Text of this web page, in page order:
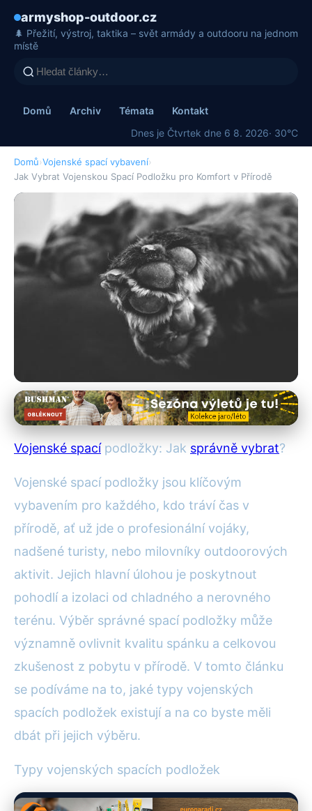
armyshop-outdoor.cz
🌲 Přežití, výstroj, taktika – svět armády a outdooru na jednom
místě
Domů Archiv Témata
Kontakt
Dnes je Čtvrtek dne 6 8. 2026· 30°C
Domů›Vojenské spací vybavení›
Jak Vybrat Vojenskou Spací Podložku pro Komfort v Přírodě
Vojenské spací vybavení
Jak Vybrat Vojenskou Spací
13. 1. 2026 · 4 min čtení · Autor: Lucie Marešová
Vojenské spacípodložky: Jak správně vybrat?
Vojenské spací podložky jsou klíčovým
vybavením pro každého, kdo tráví čas v
přírodě, ať už jde o profesionální vojáky,
nadšené turisty, nebo milovníky outdoorových
aktivit. Jejich hlavní úlohou je poskytnout
pohodlí a izolaci od chladného a nerovného
terénu. Výběr správné spací podložky může
významně ovlivnit kvalitu spánku a celkovou
zkušenost z pobytu v přírodě. V tomto článku
se podíváme na to, jaké typy vojenských
spacích podložek existují a na co byste měli
dbát při jejich výběru.
Typy vojenských spacích podložek